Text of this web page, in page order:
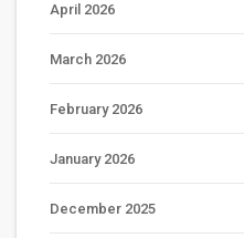
April 2026
March 2026
February 2026
January 2026
December 2025